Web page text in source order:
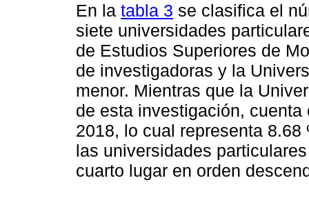
En la tabla 3 se clasifica el
siete universidades
de Estudios Superiores de
de investigadoras y la
menor. Mientras que la
de esta investigación,
2018, lo cual representa
las universidades
cuarto lugar en orden